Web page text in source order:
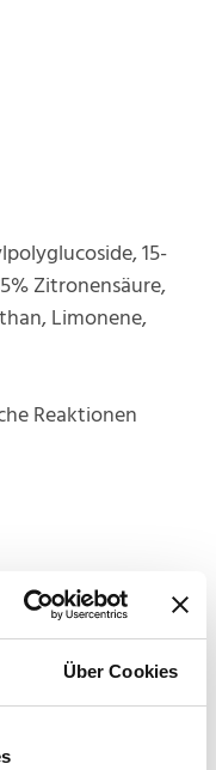
Über Cookies
15-
Zitronensäure,
Limonene,
Reaktionen